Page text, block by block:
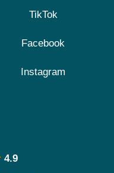
TikTok
Facebook
Instagram
4.9